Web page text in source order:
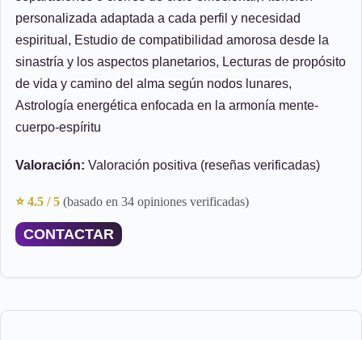
personalizada adaptada a cada perfil y necesidad
espiritual, Estudio de compatibilidad amorosa desde la
sinastría y los aspectos planetarios, Lecturas de propósito
de vida y camino del alma según nodos lunares,
Astrología energética enfocada en la armonía mente-
cuerpo-espíritu
Valoración: Valoración positiva (reseñas verificadas)
⭐ 4.5 / 5 (basado en 34 opiniones verificadas)
CONTACTAR